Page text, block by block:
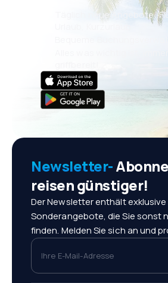
Täglich neue Angebote:
Bequeme
Newsletter-
reisen günstiger!
Der Newsletter enthält exklusive
Sonderangebote, die Sie sonst
finden. Melden Sie sich an und
Ihre E-Mail-Adresse